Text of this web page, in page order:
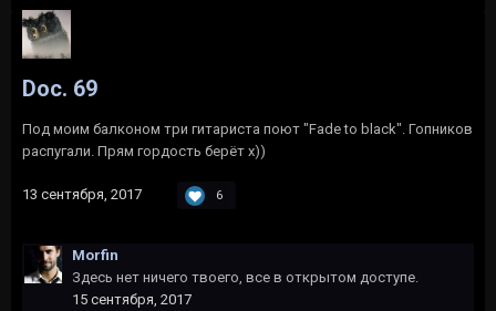
Doc. 69
Под моим балконом три гитариста поют "Fade to black". Гопников
распугали. Прям гордость берёт х))
13 сентября, 2017 6
Morfin
Здесь нет ничего твоего, все в открытом доступе.
15 сентября, 2017